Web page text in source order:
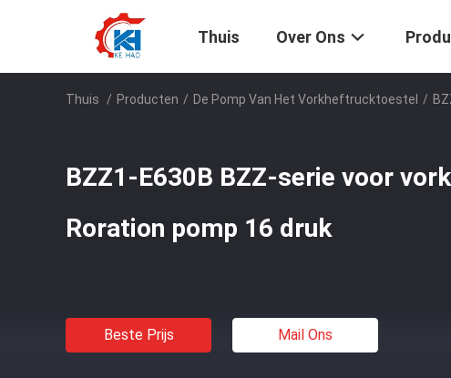
Thuis Over Ons
Thuis / Producten / De Pomp Van Het Vorkheftrucktoestel /
BZZ1-E630B BZZ-serie voor
Roration pomp 16 druk
Beste Prijs Mail Ons